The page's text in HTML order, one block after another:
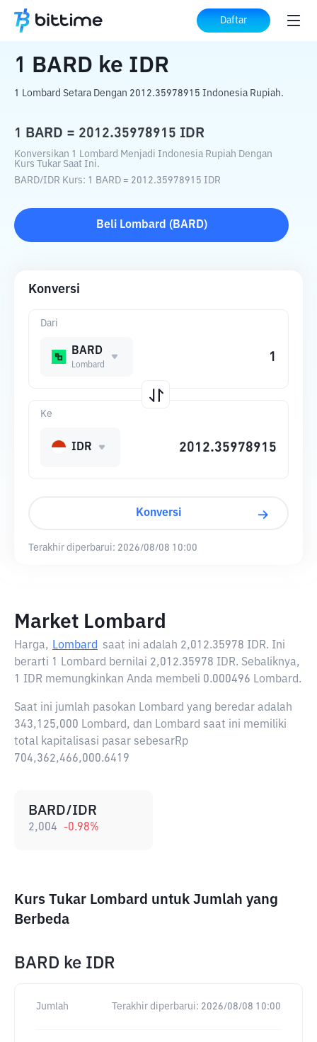
Daftar
Beranda Konverter Kripto BARD IDR
1 BARD ke IDR
1 Lombard Setara Dengan 2012.35978915 Indonesia Rupiah.
1 BARD = 2012.35978915 IDR
Konversikan 1 Lombard Menjadi Indonesia Rupiah Dengan
Kurs Tukar Saat Ini.
BARD/IDR Kurs: 1 BARD = 2012.35978915 IDR
Beli Lombard ( BARD)
Konversi
Dari
BARD
Lombard
Ke
IDR
Konversi
Terakhir diperbarui: 2026/08/08 10:00
Market Lombard
Harga, Lombard saat ini adalah 2,012.35978 IDR. Ini
berarti 1 Lombard bernilai 2,012.35978 IDR. Sebaliknya,
1 IDR memungkinkan Anda membeli 0.000496 Lombard.
Saat ini jumlah pasokan Lombard yang beredar adalah
343,125,000 Lombard, dan Lombard saat ini memiliki
total kapitalisasi pasar sebesarRp
704,362,466,000.6419
BARD/IDR
2,004 -0.98%
Kurs Tukar Lombard untuk Jumlah yang
Berbeda
BARD ke IDR
Jumlah Terakhir diperbarui: 2026/08/08 10:00